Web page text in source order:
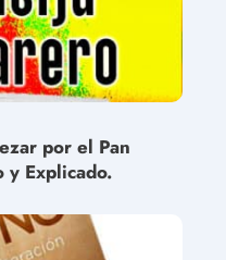
por el Pan
y Explicado.